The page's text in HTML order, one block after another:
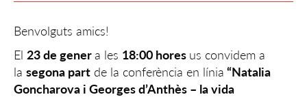
Benvolguts amics!
El 23 de genera les 18:00 hores us convidem a
la segona part de la conferència en línia “Natalia
Goncharova i Georges d’Anthès – la vida